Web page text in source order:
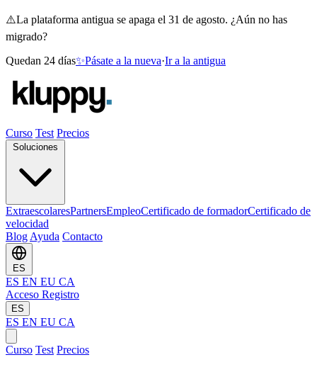
⚠️La plataforma antigua se apaga el 31 de agosto. ¿Aún no has
migrado?
Quedan 24 días✨Pásate a la nueva·Ir a la antigua
Curso Test Precios
ExtraescolaresPartnersEmpleoCertificado de formadorCertificado de
velocidad
Blog Ayuda Contacto
ES
ES EN EU CA
Acceso Registro
ES
ES EN EU CA
Curso Test Precios